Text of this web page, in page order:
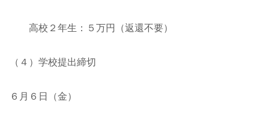
高校２年生：５万円（返還不要）
（４）学校提出締切
６月６日（金）